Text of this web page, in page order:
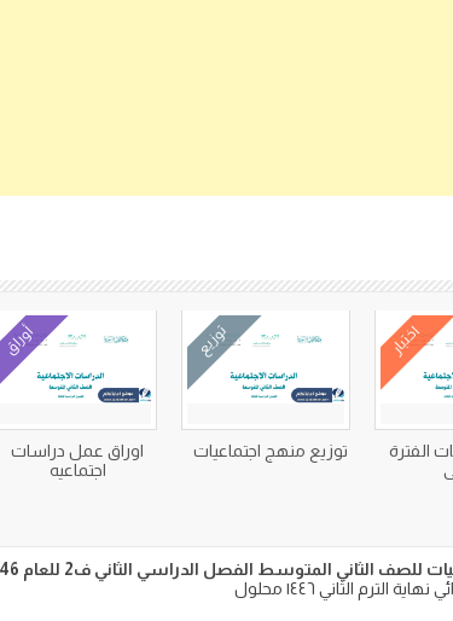
اختبار
الفترة
توزيع
توزيع منهج اجتماعيات
أوراق
اوراق عمل دراسات
اجتماعيه
الثاني المتوسط الفصل الدراسي الثاني ف2 للعام 1446
الثاني ١٤٤٦ محلول